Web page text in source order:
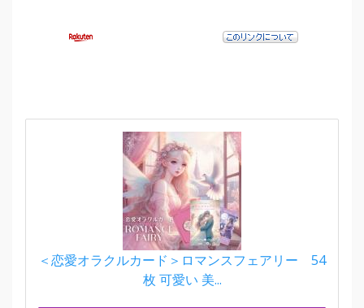
＜恋愛オラクルカード＞ロマンスフェアリー 54
枚 可愛い 美...